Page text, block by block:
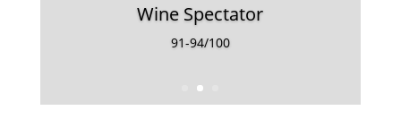
Wine Spectator
91-94/100